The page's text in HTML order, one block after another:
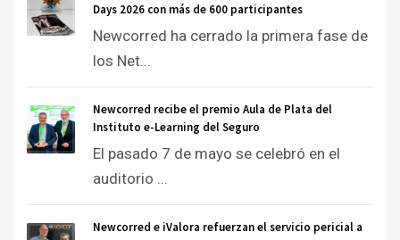
Days 2026 con más de 600 participantes
Newcorred ha cerrado la primera fase de
los Net...
Newcorred recibe el premio Aula de Plata del
Instituto e-Learning del Seguro
El pasado 7 de mayo se celebró en el
auditorio ...
Newcorred e iValora refuerzan el servicio pericial a